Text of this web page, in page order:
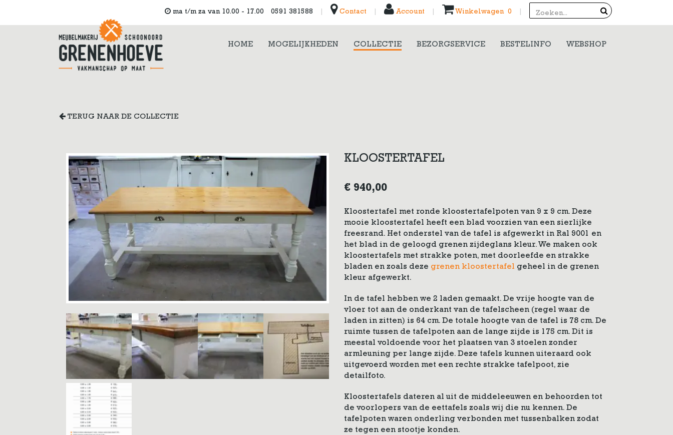
ma t/m za van 10.00 - 17.00 0591 381588 Contact Account Winkelwagen 0
HOME MOGELIJKHEDEN COLLECTIE BEZORGSERVICE BESTELINFO WEBSHOP
TERUG NAAR DE COLLECTIE
KLOOSTERTAFEL
€ 940,00
Kloostertafel met ronde kloostertafelpoten van 9 x 9 cm. Deze
mooie kloostertafel heeft een blad voorzien van een sierlijke
freesrand. Het onderstel van de tafel is afgewerkt in Ral 9001 en
het blad in de geloogd grenen zijdeglans kleur. We maken ook
kloostertafels met strakke poten, met doorleefde en strakke
bladen en zoals deze grenen kloostertafel geheel in de grenen
kleur afgewerkt.
In de tafel hebben we 2 laden gemaakt. De vrije hoogte van de
vloer tot aan de onderkant van de tafelscheen (regel waar de
laden in zitten) is 64 cm. De totale hoogte van de tafel is 78 cm. De
ruimte tussen de tafelpoten aan de lange zijde is 175 cm. Dit is
meestal voldoende voor het plaatsen van 3 stoelen zonder
armleuning per lange zijde. Deze tafels kunnen uiteraard ook
uitgevoerd worden met een rechte strakke tafelpoot, zie
detailfoto.
Kloostertafels dateren al uit de middeleeuwen en behoorden tot
de voorlopers van de eettafels zoals wij die nu kennen. De
tafelpoten waren onderling verbonden met tussenbalken zodat
ze tegen een stootje konden.